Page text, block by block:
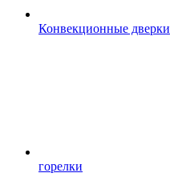
Конвекционные дверки
горелки